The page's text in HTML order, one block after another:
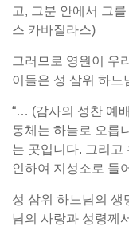
고, 그분 안에서 그
스 카바질라스)
그러므로 영원이 우
이들은 성 삼위 하느
“… (감사의 성찬 예
동체는 하늘로 오릅
는 곳입니다. 그리고
인하여 지성소로 들
성 삼위 하느님의 생
님의 사랑과 성령께